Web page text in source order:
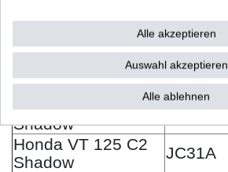
KF13B
Honda TRX 450 ER
Elektrostarter
TE32U
Honda VT 125 C
Shadow
JC31A
Honda VT 125 C2
Shadow
JC31A
Alle akzeptieren
Auswahl akzeptieren
Alle ablehnen